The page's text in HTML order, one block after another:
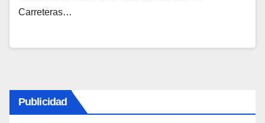
Carreteras…
Publicidad